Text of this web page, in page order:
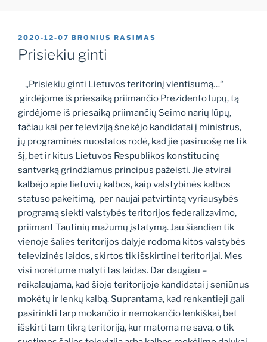
PASKELBTA
2020-12-07 BRONIUS RASIMAS
Prisiekiu ginti
„Prisiekiu ginti Lietuvos teritorinį vientisumą…“
girdėjome iš priesaiką priimančio Prezidento lūpų, tą
girdėjome iš priesaiką priimančių Seimo narių lūpų,
tačiau kai per televiziją šnekėjo kandidatai į ministrus,
jų programinės nuostatos rodė, kad jie pasiruošę ne tik
šį, bet ir kitus Lietuvos Respublikos konstitucinę
santvarką grindžiamus principus pažeisti. Jie atvirai
kalbėjo apie lietuvių kalbos, kaip valstybinės kalbos
statuso pakeitimą, per naujai patvirtintą vyriausybės
programą siekti valstybės teritorijos federalizavimo,
priimant Tautinių mažumų įstatymą. Jau šiandien tik
vienoje šalies teritorijos dalyje rodoma kitos valstybės
televizinės laidos, skirtos tik išskirtinei teritorijai. Mes
visi norėtume matyti tas laidas. Dar daugiau –
reikalaujama, kad šioje teritorijoje kandidatai į seniūnus
mokėtų ir lenkų kalbą. Suprantama, kad renkantieji gali
pasirinkti tarp mokančio ir nemokančio lenkiškai, bet
išskirti tam tikrą teritoriją, kur matoma ne sava, o tik